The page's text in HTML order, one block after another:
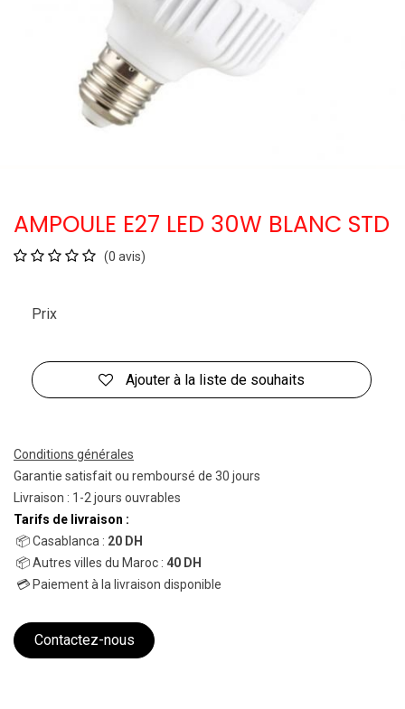
AMPOULE E27 LED 30W BLANC STD
(0 avis)
Ajouter à la liste de souhaits
Prix
Conditions générales
Garantie satisfait ou remboursé de 30 jours
Livraison : 1-2 jours ouvrables
Tarifs de livraison :
📦 Casablanca : 20 DH
📦 Autres villes du Maroc : 40 DH
💳 Paiement à la livraison disponible
Contactez-nous